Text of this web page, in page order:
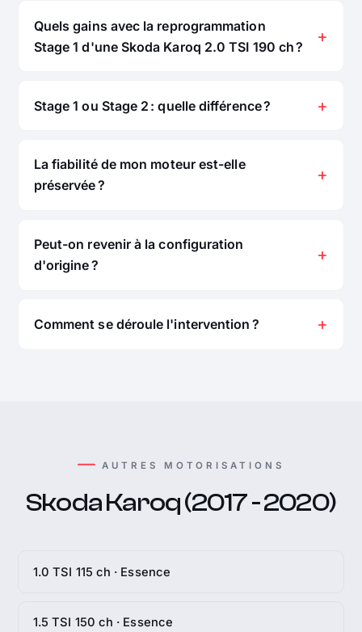
Quels gains avec la reprogrammation
Stage 1 d'une Skoda Karoq 2.0 TSI 190 ch ?
Stage 1 ou Stage 2 : quelle différence ?
La fiabilité de mon moteur est-elle
préservée ?
Peut-on revenir à la configuration
d'origine ?
Comment se déroule l'intervention ?
AUTRES MOTORISATIONS
Skoda Karoq (2017 - 2020)
1.0 TSI 115 ch · Essence
1.5 TSI 150 ch · Essence